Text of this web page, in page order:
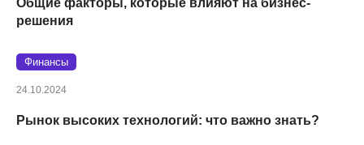
решения
Финансы
24.10.2024
Рынок высоких технологий: что важно знать?